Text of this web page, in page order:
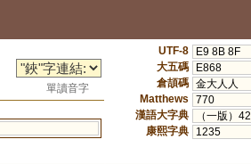
單讀音字
UTF-8
E9 8B 8F
大五碼
E868
倉頡碼 金大人人
Matthews
770
漢語大字典
（一版）
康熙字典
1235